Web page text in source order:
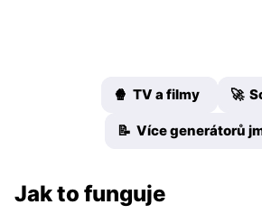
🍿 TV a filmy 🚀
📝 Více generátorů
Jak to funguje